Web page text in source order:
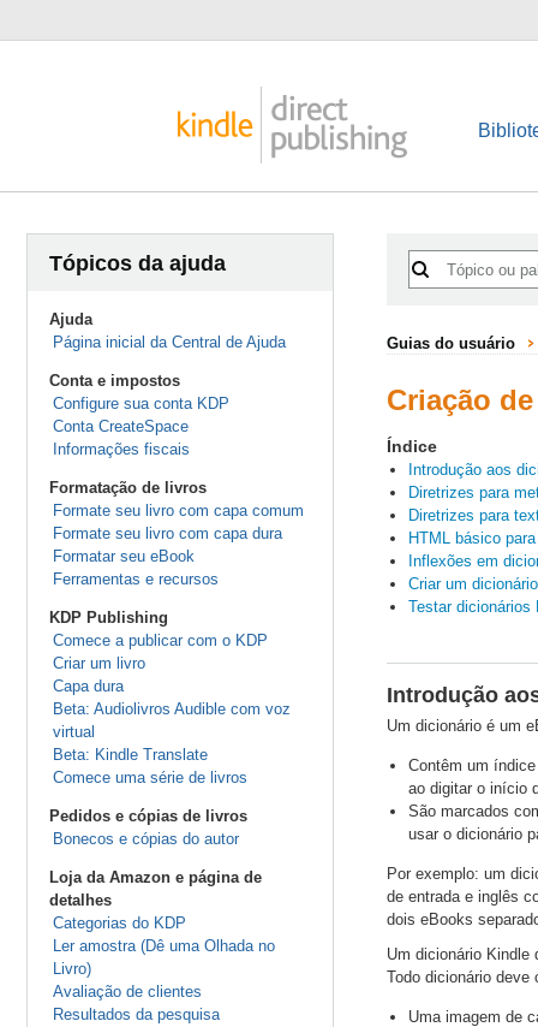
Tópicos da ajuda
Ajuda
Página inicial da Central de Ajuda
Conta e impostos
Configure sua conta KDP
Conta CreateSpace
Informações fiscais
Formatação de livros
Formate seu livro com capa comum
Formate seu livro com capa dura
Formatar seu eBook
Ferramentas e recursos
KDP Publishing
Comece a publicar com o KDP
Criar um livro
Capa dura
Beta: Audiolivros Audible com voz
virtual
Beta: Kindle Translate
Comece uma série de livros
Pedidos e cópias de livros
Bonecos e cópias do autor
Loja da Amazon e página de
detalhes
Categorias do KDP
Ler amostra (Dê uma Olhada no
Livro)
Avaliação de clientes
Resultados da pesquisa
Guias do usuário
Criação
Índice
Introdução aos
Diretrizes para
Diretrizes para
HTML básico
Inflexões em
Criar um
Testar dicionários
Introdução
Um dicionário é um
Contêm um
ao digitar o início
São marcados
usar o dicionário
Por exemplo: um
de entrada e inglês
dois eBooks
Um dicionário
Todo dicionário deve
Uma imagem de